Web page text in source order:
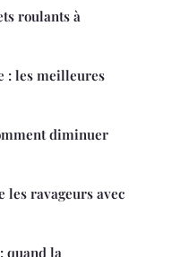
roulants à
: les meilleures
diminuer
les ravageurs avec
quand la